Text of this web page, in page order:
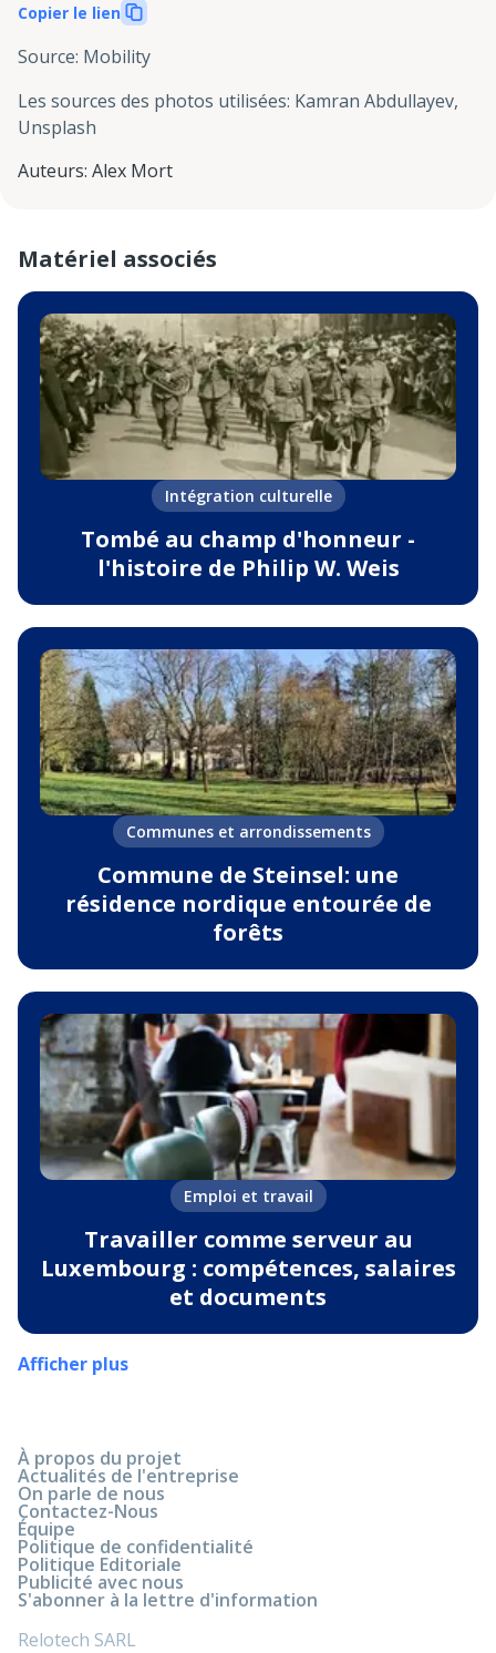
Copier le lien
Source: Mobility
Les sources des photos utilisées: Kamran Abdullayev,
Unsplash
Auteurs: Alex Mort
Matériel associés
Intégration culturelle
Tombé au champ d'honneur -
l'histoire de Philip W. Weis
Communes et arrondissements
Commune de Steinsel: une
résidence nordique entourée de
forêts
Emploi et travail
Travailler comme serveur au
Luxembourg : compétences, salaires
et documents
Afficher plus
À propos du projet
Actualités de l'entreprise
On parle de nous
Contactez-Nous
Équipe
Politique de confidentialité
Politique Editoriale
Publicité avec nous
S'abonner à la lettre d'information
Relotech SARL